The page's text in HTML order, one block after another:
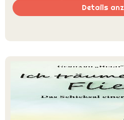
Details